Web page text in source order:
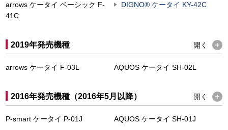
arrows ケータイ ベーシック F-
41C
DIGNO®ケータイ KY-42C
2019年発売機種 開く
arrows ケータイ F-03L AQUOS ケータイ SH-02L
2016年発売機種（2016年5月以降） 開く
P-smart ケータイ P-01J AQUOS ケータイ SH-01J